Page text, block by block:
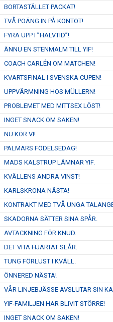
BORTASTÄLLET PACKAT!
TVÅ POÄNG IN PÅ KONTOT!
FYRA UPP I ”HALVTID”!
ÄNNU EN STENMALM TILL YIF!
COACH CARLÉN OM MATCHEN!
KVARTSFINAL I SVENSKA CUPEN!
UPPVÄRMNING HOS MÜLLERN!
PROBLEMET MED MITTSEX LÖST!
INGET SNACK OM SAKEN!
NU KÖR VI!
PALMARS FÖDELSEDAG!
MADS KALSTRUP LÄMNAR YIF.
KVÄLLENS ANDRA VINST!
KARLSKRONA NÄSTA!
KONTRAKT MED TVÅ UNGA
SKADORNA SÄTTER SINA SPÅR.
AVTACKNING FÖR KNUD.
DET VITA HJÄRTAT SLÅR.
TUNG FÖRLUST I KVÄLL.
ÖNNERED NÄSTA!
VÅR LINJEBJÄSSE AVSLUTAR SIN
YIF-FAMILJEN HAR BLIVIT STÖRRE!
INGET SNACK OM SAKEN!